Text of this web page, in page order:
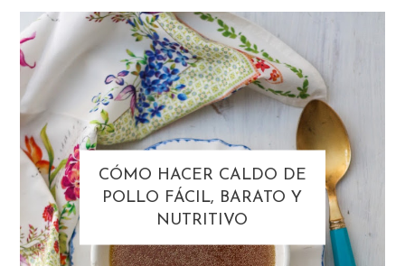
CÓMO HACER CALDO DE
POLLO FÁCIL, BARATO Y
NUTRITIVO